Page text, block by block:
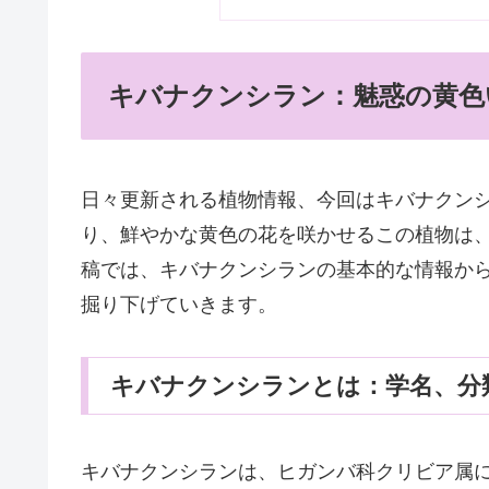
キバナクンシラン：魅惑の黄
日々更新される植物情報、今回はキバナク
り、鮮やかな黄色の花を咲かせるこの植物
稿では、キバナクンシランの基本的な情報か
掘り下げていきます。
キバナクンシランとは：学名、分
キバナクンシランは、ヒガンバ科クリビア属